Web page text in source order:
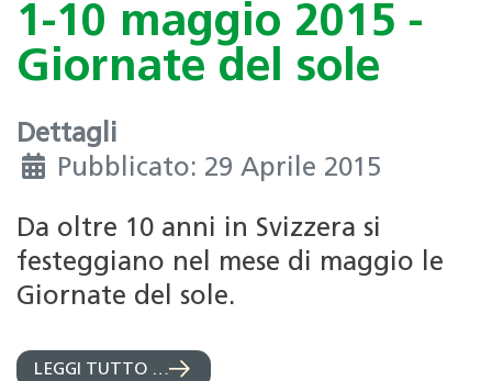
1-10 maggio 2015 -
Giornate del sole
Dettagli
Pubblicato: 29 Aprile 2015
Da oltre 10 anni in Svizzera si
festeggiano nel mese di maggio le
Giornate del sole.
LEGGI TUTTO …